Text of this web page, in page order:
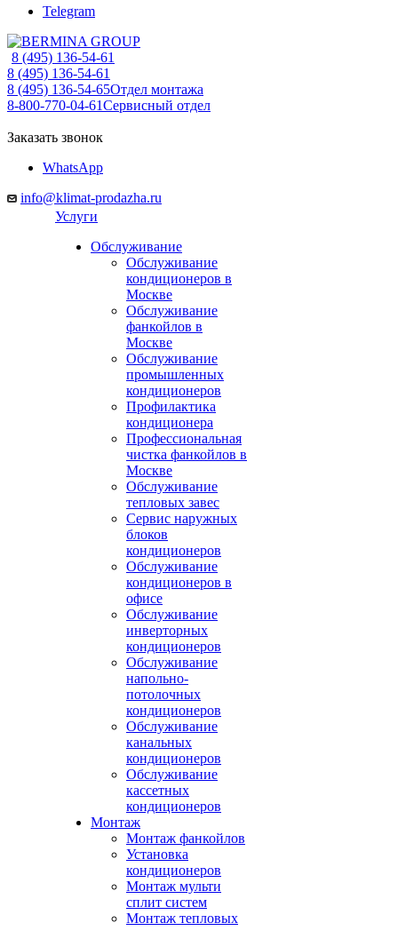
Telegram
8 (495) 136-54-61
8 (495) 136-54-61
8 (495) 136-54-65Отдел монтажа
8-800-770-04-61Сервисный отдел
Заказать звонок
WhatsApp
info@klimat-prodazha.ru
Услуги
Обслуживание
Обслуживание
кондиционеров в
Москве
Обслуживание
фанкойлов в
Москве
Обслуживание
промышленных
кондиционеров
Профилактика
кондиционера
Профессиональная
чистка фанкойлов в
Москве
Обслуживание
тепловых завес
Сервис наружных
блоков
кондиционеров
Обслуживание
кондиционеров в
офисе
Обслуживание
инверторных
кондиционеров
Обслуживание
напольно-
потолочных
кондиционеров
Обслуживание
канальных
кондиционеров
Обслуживание
кассетных
кондиционеров
Монтаж
Монтаж фанкойлов
Установка
кондиционеров
Монтаж мульти
сплит систем
Монтаж тепловых